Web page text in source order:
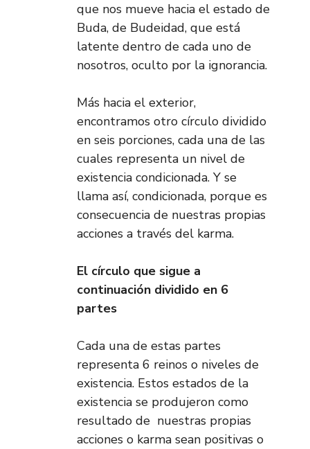
que nos mueve hacia el estado de
Buda, de Budeidad, que está
latente dentro de cada uno de
nosotros, oculto por la ignorancia.
Más hacia el exterior,
encontramos otro círculo dividido
en seis porciones, cada una de las
cuales representa un nivel de
existencia condicionada. Y se
llama así, condicionada, porque es
consecuencia de nuestras propias
acciones a través del karma.
El círculo que sigue a
continuación dividido en 6
partes
Cada una de estas partes
representa 6 reinos o niveles de
existencia. Estos estados de la
existencia se produjeron como
resultado de nuestras propias
acciones o karma sean positivas o